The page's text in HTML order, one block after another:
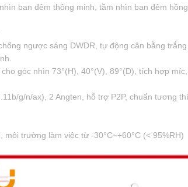
ban đêm thông minh, tầm nhìn ban đêm
ngược sáng DWDR, tự động cân bằng
góc nhìn 73°(H), 40°(V), 89°(D), tích hợp
g/n/ax), 2 Angten, hỗ trợ P2P, chuẩn tương
môi trường làm việc từ -30°C~+60°C (< 95%RH)